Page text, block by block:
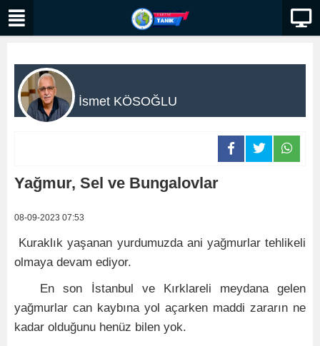
İsmet KÖSOĞLU
Yağmur, Sel ve Bungalovlar
08-09-2023 07:53
Kuraklık yaşanan yurdumuzda ani yağmurlar tehlikeli
olmaya devam ediyor.
En son İstanbul ve Kırklareli meydana gelen
yağmurlar can kaybına yol açarken maddi zararın ne
kadar olduğunu henüz bilen yok.